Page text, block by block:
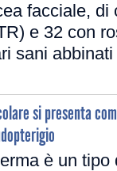
facciale, di
e 32 con
sani
si presenta
è un